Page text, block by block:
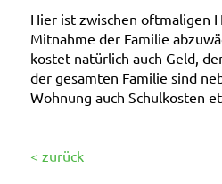
Hier ist zwischen oftmaligen
Mitnahme der Familie
kostet natürlich auch Geld,
der gesamten Familie sind
Wohnung auch Schulkosten
< zurück